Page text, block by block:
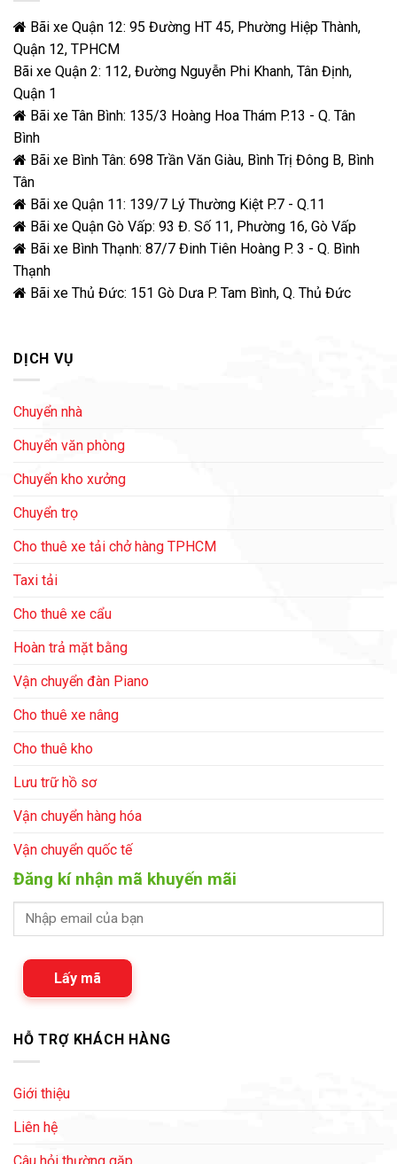
Bãi xe Quận 12: 95 Đường HT 45, Phường Hiệp Thành,
Quận 12, TPHCM
Bãi xe Quận 2: 112, Đường Nguyễn Phi Khanh, Tân Định,
Quận 1
Bãi xe Tân Bình: 135/3 Hoàng Hoa Thám P.13 - Q. Tân
Bình
Bãi xe Bình Tân: 698 Trần Văn Giàu, Bình Trị Đông B, Bình
Tân
Bãi xe Quận 11: 139/7 Lý Thường Kiệt P.7 - Q.11
Bãi xe Quận Gò Vấp: 93 Đ. Số 11, Phường 16, Gò Vấp
Bãi xe Bình Thạnh: 87/7 Đinh Tiên Hoàng P. 3 - Q. Bình
Thạnh
Bãi xe Thủ Đức: 151 Gò Dưa P. Tam Bình, Q. Thủ Đức
DỊCH VỤ
Chuyển nhà
Chuyển văn phòng
Chuyển kho xưởng
Chuyển trọ
Cho thuê xe tải chở hàng TPHCM
Taxi tải
Cho thuê xe cẩu
Hoàn trả mặt bằng
Vận chuyển đàn Piano
Cho thuê xe nâng
Cho thuê kho
Lưu trữ hồ sơ
Vận chuyển hàng hóa
Vận chuyển quốc tế
Đăng kí nhận mã khuyến mãi
Lấy mã
HỖ TRỢ KHÁCH HÀNG
Giới thiệu
Liên hệ